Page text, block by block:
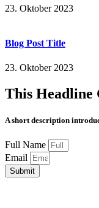
23. Oktober 2023
Blog Post Title
23. Oktober 2023
This Headline
A short description
Full Name
Email
Submit